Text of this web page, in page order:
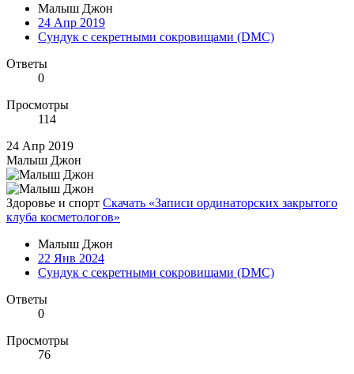
Малыш Джон
24 Апр 2019
Сундук с секретными сокровищами (DMC)
Ответы
0
Просмотры
114
24 Апр 2019
Малыш Джон
Здоровье и спорт Скачать «Записи ординаторских закрытого
клуба косметологов»
Малыш Джон
22 Янв 2024
Сундук с секретными сокровищами (DMC)
Ответы
0
Просмотры
76